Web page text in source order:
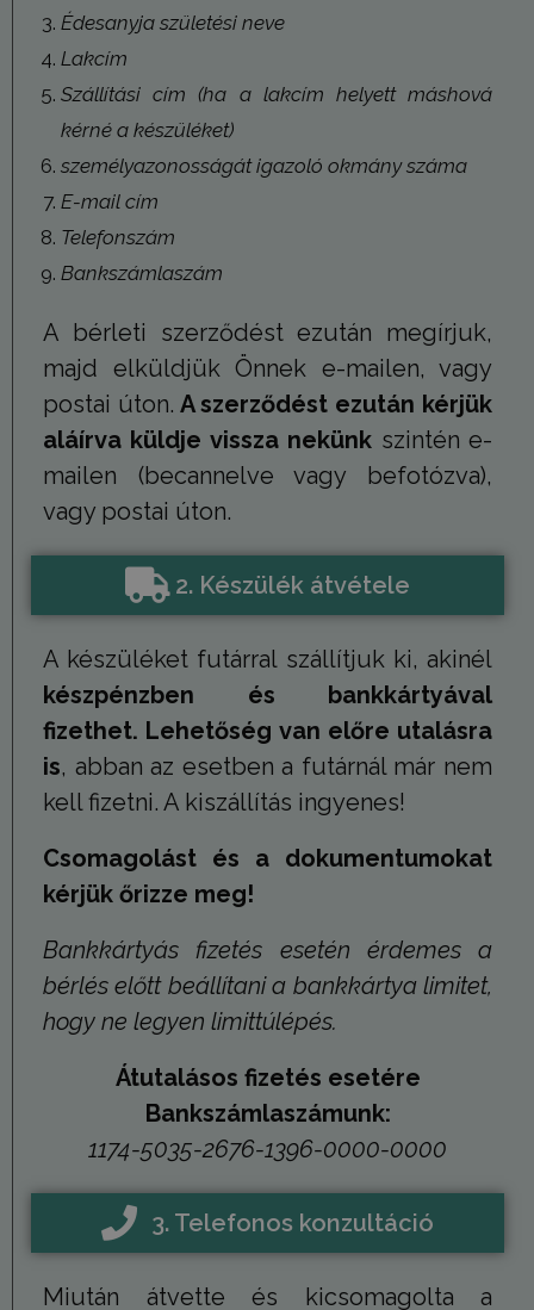
Édesanyja születési neve
Lakcím
Szállítási cím (ha a lakcím helyett máshová
kérné a készüléket)
személyazonosságát igazoló okmány száma
E-mail cím
Telefonszám
Bankszámlaszám
A bérleti szerződést ezután megírjuk,
majd elküldjük Önnek e-mailen, vagy
postai úton. A szerződést ezután kérjük
aláírva küldje vissza nekünk szintén e-
mailen (becannelve vagy befotózva),
vagy postai úton.
2. Készülék átvétele
A készüléket futárral szállítjuk ki, akinél
készpénzben és bankkártyával
fizethet. Lehetőség van előre utalásra
is, abban az esetben a futárnál már nem
kell fizetni. A kiszállítás ingyenes!
Csomagolást és a dokumentumokat
kérjük őrizze meg!
Bankkártyás fizetés esetén érdemes a
bérlés előtt beállítani a bankkártya limitet,
hogy ne legyen limittúlépés.
Átutalásos fizetés esetére
Bankszámlaszámunk:
1174-5035-2676-1396-0000-0000
3. Telefonos konzultáció
Miután átvette és kicsomagolta a